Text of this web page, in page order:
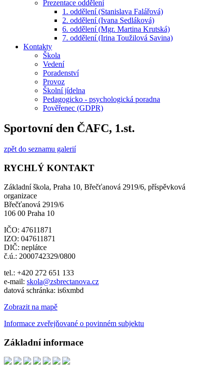
Prezentace oddělení
1. oddělení (Stanislava Falářová)
2. oddělení (Ivana Sedláková)
6. oddělení (Mgr. Martina Krutská)
7. oddělení (Irina Toužilová Savina)
Kontakty
Škola
Vedení
Poradenství
Provoz
Školní jídelna
Pedagogicko - psychologická poradna
Pověřenec (GDPR)
Sportovní den ČAFC, 1.st.
zpět do seznamu galerií
RYCHLÝ KONTAKT
Základní škola, Praha 10, Břečťanová 2919/6, příspěvková
organizace
Břečťanová 2919/6
106 00 Praha 10
IČO: 47611871
IZO: 047611871
DIČ: neplátce
č.ú.: 2000742329/0800
tel.: +420 272 651 133
e-mail: skola@zsbrectanova.cz
datová schránka: is6xmbd
Zobrazit na mapě
Informace zveřejňované o povinném subjektu
Základní informace